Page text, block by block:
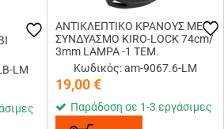
LM
ΑΝΤΙΚΛΕΠΤΙΚΟ ΚΡΑΝΟΥΣ ΜΕ
ΣΥΝΔΥΑΣΜΟ KIRO-LOCK 74cm/
3mm LAMPA -1 TEM.
Κωδικός: am-9067.6-LM
19,00€
Παράδοση σε 1-3 εργάσιμες